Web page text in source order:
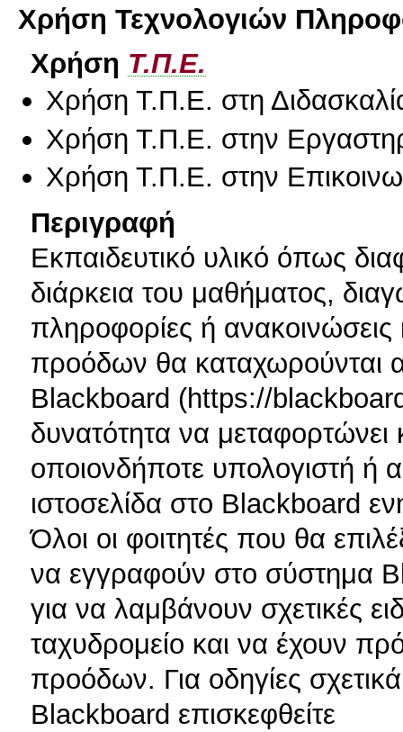
Χρήση Τεχνολογιών
Χρήση Τ.Π.Ε.
Χρήση Τ.Π.Ε. στη
Χρήση Τ.Π.Ε. στην
Χρήση Τ.Π.Ε. στην
Περιγραφή
Εκπαιδευτικό υλικό όπως
διάρκεια του μαθήματος,
πληροφορίες ή
προόδων θα καταχωρούνται
Blackboard (https://
δυνατότητα να μεταφορτώνει
οποιονδήποτε υπολογιστή ή
ιστοσελίδα στο Blackboard
Όλοι οι φοιτητές που θα
να εγγραφούν στο σύστημα
για να λαμβάνουν σχετικές
ταχυδρομείο και να έχουν
προόδων. Για οδηγίες
Blackboard επισκεφθείτε